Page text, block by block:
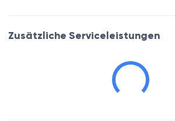
Zusätzliche Serviceleistungen